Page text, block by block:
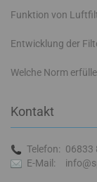
Funktion von
Entwicklung der
Welche Norm
Kontakt
Telefon: 06833
E-Mail: